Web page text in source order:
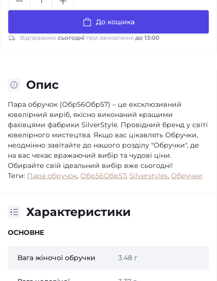
До кошика
Відправимо сьогодні при замовленні до 13:00
Опис
Пара обручок (Обр56Обр57) – це ексклюзивний
ювелірний виріб, якісно виконаний кращими
фахівцями фабрики SilverStyle. Провідний бренд у світі
ювелірного мистецтва. Якщо вас цікавлять Обручки,
неодмінно завітайте до нашого розділу "Обручки", де
на вас чекає вражаючий вибір та чудові ціни.
Обирайте свій ідеальний вибір вже сьогодні!
Теги: Пара обручок, Обр56Обр57, Silverstyles, Обручки
Характеристики
ОСНОВНЕ
Вага жіночої обручки 3.48 г